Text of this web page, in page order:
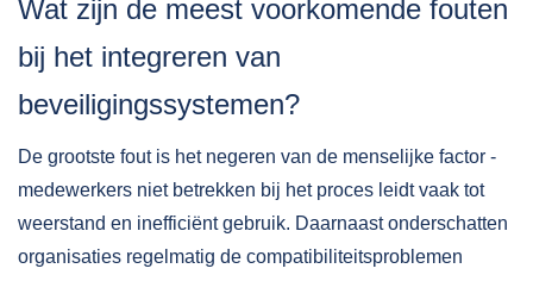
Wat zijn de meest voorkomende fouten
bij het integreren van
beveiligingssystemen?
De grootste fout is het negeren van de menselijke factor -
medewerkers niet betrekken bij het proces leidt vaak tot
weerstand en inefficiënt gebruik. Daarnaast onderschatten
organisaties regelmatig de compatibiliteitsproblemen